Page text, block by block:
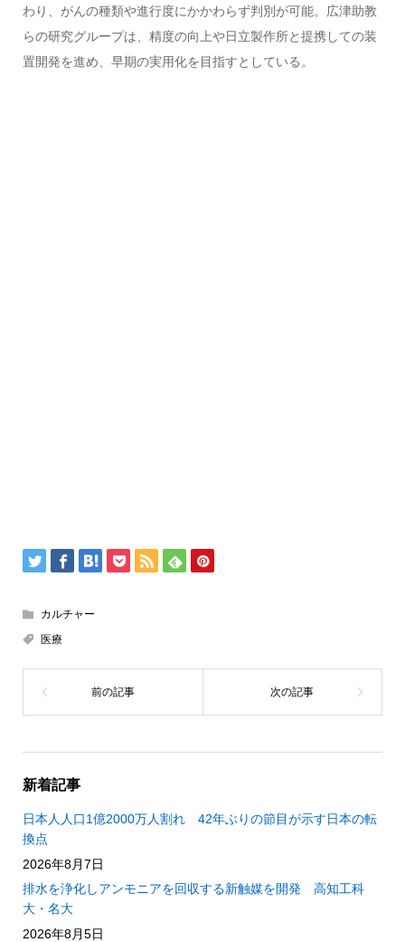
わり、がんの種類や進行度にかかわらず判別が可能。広津助教
らの研究グループは、精度の向上や日立製作所と提携しての装
置開発を進め、早期の実用化を目指すとしている。
カルチャー
医療
新着記事
日本人人口1億2000万人割れ 42年ぶりの節目が示す日本の転
換点
2026年8月7日
排水を浄化しアンモニアを回収する新触媒を開発 高知工科
大・名大
2026年8月5日